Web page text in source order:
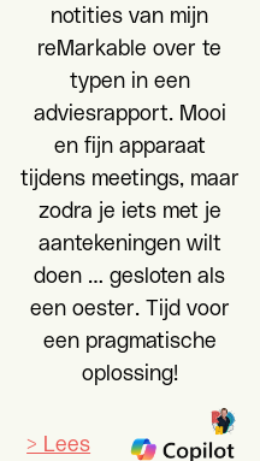
notities van mijn
reMarkable over te
typen in een
adviesrapport. Mooi
en fijn apparaat
tijdens meetings, maar
zodra je iets met je
aantekeningen wilt
doen … gesloten als
een oester. Tijd voor
een pragmatische
oplossing!
> Lees